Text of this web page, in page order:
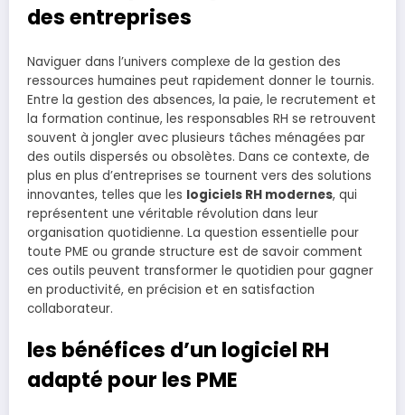
des entreprises
Naviguer dans l’univers complexe de la gestion des
ressources humaines peut rapidement donner le tournis.
Entre la gestion des absences, la paie, le recrutement et
la formation continue, les responsables RH se retrouvent
souvent à jongler avec plusieurs tâches ménagées par
des outils dispersés ou obsolètes. Dans ce contexte, de
plus en plus d’entreprises se tournent vers des solutions
innovantes, telles que les logiciels RH modernes, qui
représentent une véritable révolution dans leur
organisation quotidienne. La question essentielle pour
toute PME ou grande structure est de savoir comment
ces outils peuvent transformer le quotidien pour gagner
en productivité, en précision et en satisfaction
collaborateur.
les bénéfices d’un logiciel RH
adapté pour les PME